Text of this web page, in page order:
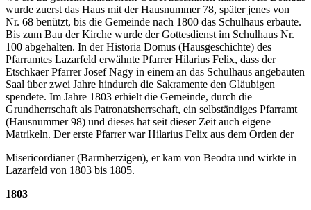
wurde zuerst das Haus mit der Hausnummer 78, später jenes von
Nr. 68 benützt, bis die Gemeinde nach 1800 das Schulhaus erbaute.
Bis zum Bau der Kirche wurde der Gottesdienst im Schulhaus Nr.
100 abgehalten. In der Historia Domus (Hausgeschichte) des
Pfarramtes Lazarfeld erwähnte Pfarrer Hilarius Felix, dass der
Etschkaer Pfarrer Josef Nagy in einem an das Schulhaus angebauten
Saal über zwei Jahre hindurch die Sakramente den Gläubigen
spendete. Im Jahre 1803 erhielt die Gemeinde, durch die
Grundherrschaft als Patronatsherrschaft, ein selbständiges Pfarramt
(Hausnummer 98) und dieses hat seit dieser Zeit auch eigene
Matrikeln. Der erste Pfarrer war Hilarius Felix aus dem Orden der
Misericordianer (Barmherzigen), er kam von Beodra und wirkte in
Lazarfeld von 1803 bis 1805.
1803